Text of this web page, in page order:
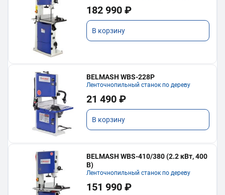
182 990 ₽
В корзину
BELMASH WBS-228P
Ленточнопильный станок по дереву
21 490 ₽
В корзину
BELMASH WBS-410/380 (2.2 кВт, 400
В)
Ленточнопильный станок по дереву
151 990 ₽